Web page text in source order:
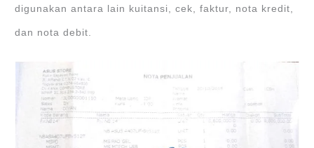
digunakan antara lain kuitansi, cek, faktur, nota kredit,
dan nota debit.